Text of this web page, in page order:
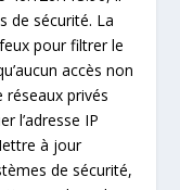
de sécurité. La
pour filtrer le
accès non
réseaux privés
l’adresse IP
à jour
de sécurité,